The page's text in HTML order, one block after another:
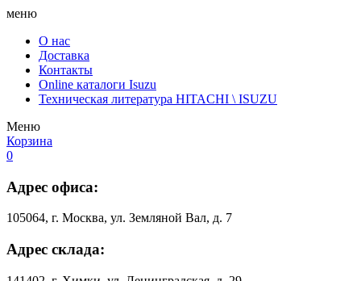
меню
О нас
Доставка
Контакты
Online каталоги Isuzu
Техническая литература HITACHI \ ISUZU
Меню
Корзина
0
Адрес офиса:
105064, г. Москва, ул. Земляной Вал, д. 7
Адрес склада: